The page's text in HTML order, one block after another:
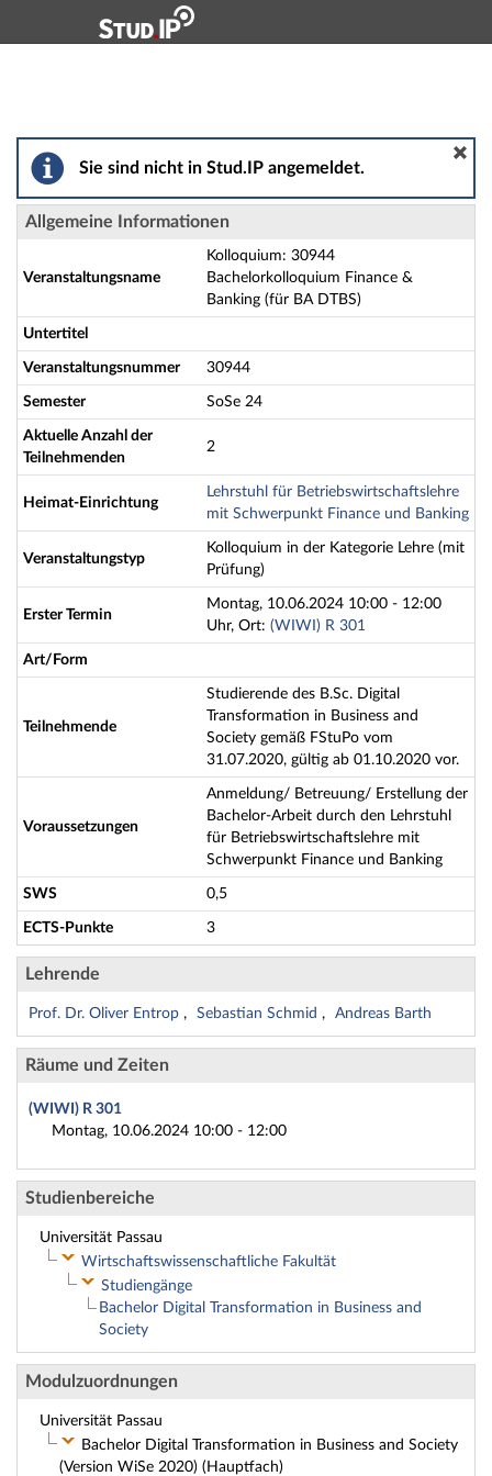
Hauptnavigation
Kolloquium: 30944 Bachelorkolloquium Finance &
Sie sind nicht in Stud.IP angemeldet.
Allgemeine Informationen
Veranstaltungsname
Kolloquium: 30944
Bachelorkolloquium Finance &
Banking (für BA DTBS)
Untertitel
Veranstaltungsnummer 30944
Semester SoSe 24
Aktuelle Anzahl der
Teilnehmenden
2
Heimat-Einrichtung
Lehrstuhl für Betriebswirtschaftslehre
mit Schwerpunkt Finance und Banking
Veranstaltungstyp
Kolloquium in der Kategorie Lehre (mit
Prüfung)
Erster Termin
Montag, 10.06.2024 10:00 - 12:00
Uhr, Ort: (WIWI) R 301
Art/Form
Teilnehmende
Studierende des B.Sc. Digital
Transformation in Business and
Society gemäß FStuPo vom
31.07.2020, gültig ab 01.10.2020 vor.
Voraussetzungen
Anmeldung/ Betreuung/ Erstellung der
Bachelor-Arbeit durch den Lehrstuhl
für Betriebswirtschaftslehre mit
Schwerpunkt Finance und Banking
SWS 0,5
ECTS-Punkte 3
Lehrende
Prof. Dr. Oliver Entrop Sebastian Schmid Andreas Barth
Räume und Zeiten
(WIWI) R 301
Montag, 10.06.2024 10:00 - 12:00
Studienbereiche
Universität Passau
Wirtschaftswissenschaftliche Fakultät
Studiengänge
Bachelor Digital Transformation in Business and
Society
Modulzuordnungen
Universität Passau
Bachelor Digital Transformation in Business and Society
(Version WiSe 2020) (Hauptfach)